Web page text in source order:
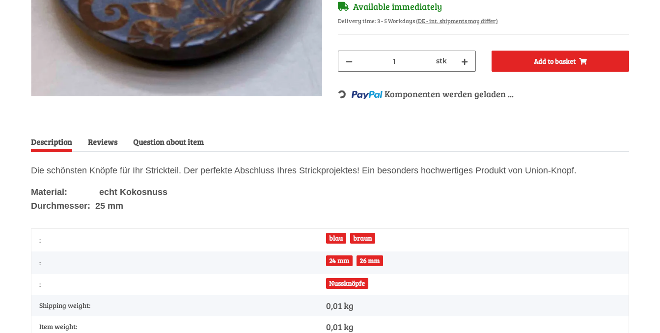
Available immediately
Delivery time:3 - 5 Workdays(DE - int. shipments may differ)
stk Add to basket
Loading... Komponenten werden geladen ...
Description Reviews Question about item
Die schönsten Knöpfe für Ihr Strickteil. Der perfekte Abschluss Ihres Strickprojektes! Ein besonders hochwertiges Produkt von Union-Knopf.
Material: echt Kokosnuss
Durchmesser: 25 mm
: blau braun
: 24 mm 26 mm
: Nussknöpfe
Shipping weight: 0,01 kg
Item weight: 0,01kg